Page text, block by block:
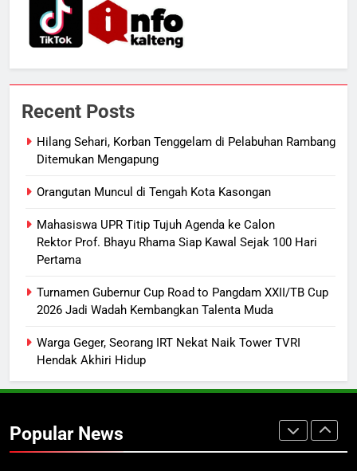
Recent Posts
Hilang Sehari, Korban Tenggelam di Pelabuhan Rambang
Ditemukan Mengapung
Orangutan Muncul di Tengah Kota Kasongan
Mahasiswa UPR Titip Tujuh Agenda ke Calon
Rektor Prof. Bhayu Rhama Siap Kawal Sejak 100 Hari
Pertama
Turnamen Gubernur Cup Road to Pangdam XXII/TB Cup
2026 Jadi Wadah Kembangkan Talenta Muda
Warga Geger, Seorang IRT Nekat Naik Tower TVRI
Hendak Akhiri Hidup
Popular News
Pertamina Pastikan Pelayanan
Tetap Jalan
ECONOMY
Sistem Listrik Kalselteng Masih
Distribusi BBM Diperkuat,
SPBU Sampit Segera Terurai
ECONOMY
Hilang Sehari, Korban Tenggelam
di Pelabuhan Rambang Ditemukan
Mengapung
REGION
2